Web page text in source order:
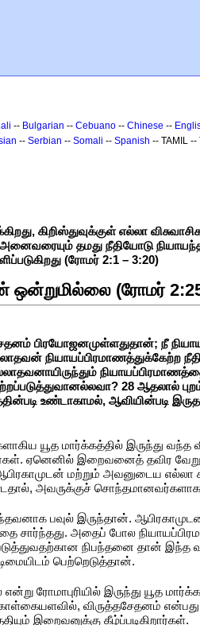
-- Bulgarian -- Cebuano -- Chinese --
-- Serbian -- Somali -- Spanish -- TAMIL --
கிறிஸ்துவுக்குள் எல்லா
தமது நீதியோடு
(ரோமர் 2:1 – 3:20)
ஒன்றுமில்லை (ரோமர்
பிரயோஜனமுள்ளதுதான்; நீ
28 ஆதலால்
உண்டாகாமல், ஆவியின்படி
யூத மார்க்கத்தில் இருந்து
ஏனெனில் இறைவனைத் தவிர
மற்றும் அவனுடைய
அவருக்குச்
பவுல் இருந்தான்.
சார்ந்தது. அதைப் போல
நிபந்தனை தான்
பெற்றெடுத்தான்.
ரோமாபுரியில் இருந்து யூத
விருத்தசேதனம்
இறைவனுக்கு கீழ்ப்படிகிறார்கள்.